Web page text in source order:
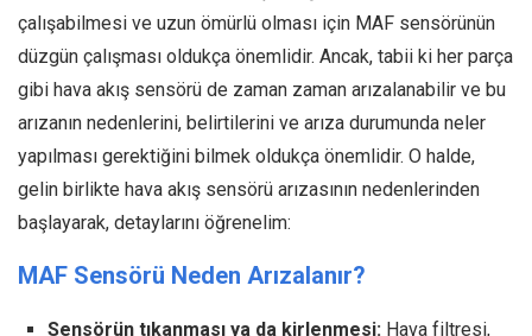
çalışabilmesi ve uzun ömürlü olması için MAF sensörünün
düzgün çalışması oldukça önemlidir. Ancak, tabii ki her parça
gibi hava akış sensörü de zaman zaman arızalanabilir ve bu
arızanın nedenlerini, belirtilerini ve arıza durumunda neler
yapılması gerektiğini bilmek oldukça önemlidir. O halde,
gelin birlikte hava akış sensörü arızasının nedenlerinden
başlayarak, detaylarını öğrenelim:
MAF Sensörü Neden Arızalanır?
Sensörün tıkanması ya da kirlenmesi: Hava filtresi,